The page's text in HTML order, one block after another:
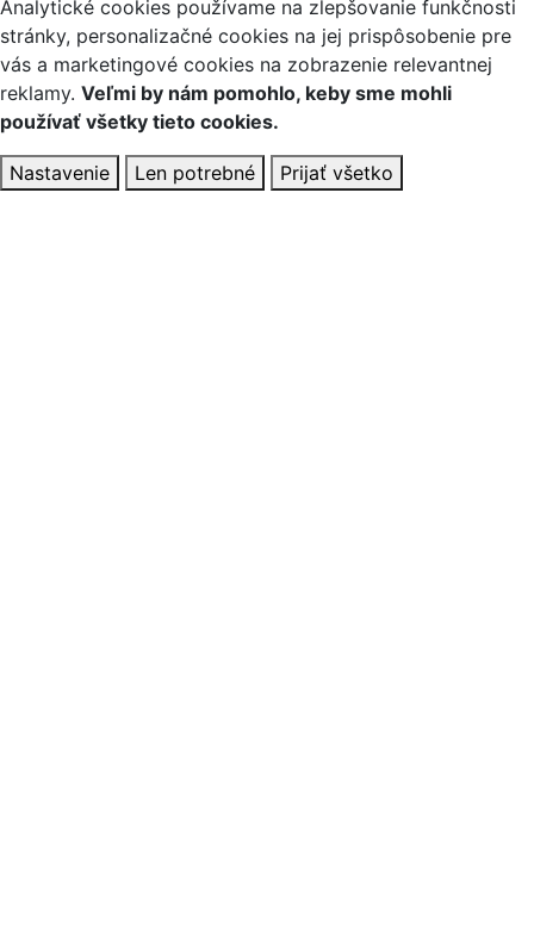
Analytické cookies používame na zlepšovanie funkčnosti
stránky, personalizačné cookies na jej prispôsobenie pre
vás a marketingové cookies na zobrazenie relevantnej
reklamy. Veľmi by nám pomohlo, keby sme mohli
používať všetky tieto cookies.
Nastavenie Len potrebné Prijať všetko